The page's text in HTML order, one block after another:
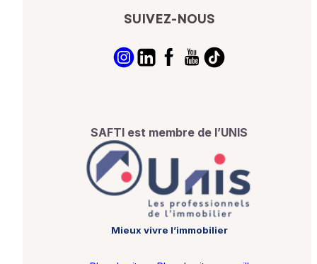
SUIVEZ-NOUS
SAFTI est membre de l’UNIS
Mieux vivre l’immobilier